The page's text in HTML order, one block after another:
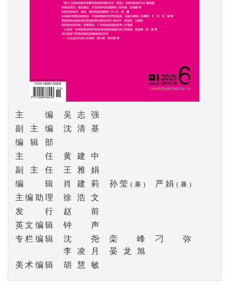
主编
吴志强
副主编
沈清基
编辑部
主任
黄建中
副主任
王雅娟
编辑
肖建莉 孙莹 (兼) 严娟 (兼)
主编助理
徐浩文
发行
赵前
英文编辑
钟声
专栏编辑
沈尧 栾峰
刁弥
李凌月
晏龙旭
美术编辑
胡慧敏